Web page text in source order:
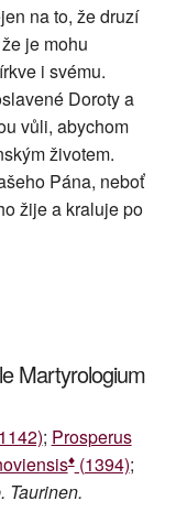
na to, že druzí
je mohu
i svému.
Doroty a
vůli, abychom
životem.
Pána, neboť
žije a kraluje po
Martyrologium
; Prosperus
♦(1394);
Taurinen.